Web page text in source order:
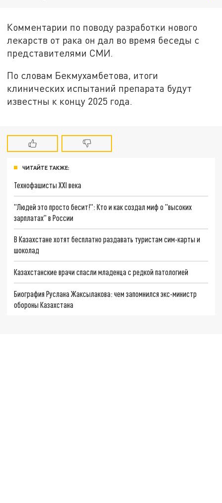
Комментарии по поводу разработки нового
лекарств от рака он дал во время беседы с
представителями СМИ.
По словам Бекмухамбетова, итоги
клинических испытаний препарата будут
известны к концу 2025 года.
ЧИТАЙТЕ ТАКЖЕ:
Технофашисты XXI века
"Людей это просто бесит!": Кто и как создал миф о "высоких
зарплатах" в России
В Казахстане хотят бесплатно раздавать туристам сим-карты и
шоколад
Казахстанские врачи спасли младенца с редкой патологией
Биография Руслана Жаксылакова: чем запомнился экс-министр
обороны Казахстана